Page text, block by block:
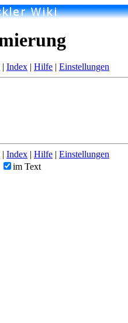
| Index | Hilfe | Einstellungen
| Index | Hilfe | Einstellungen
im Text